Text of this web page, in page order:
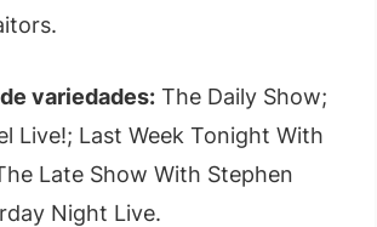
variedades: The Daily Show;
Live!; Last Week Tonight With
Late Show With Stephen
Night Live.